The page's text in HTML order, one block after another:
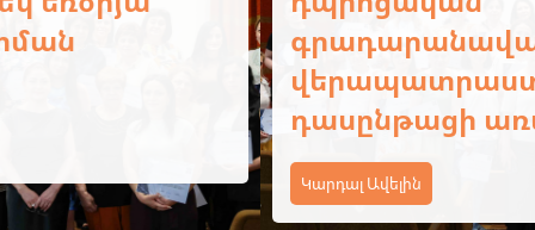
գրադարանավարների եռօրյա
վերապատրաստման
դասընթացի առաջին փուլը
Կարդալ Ավելին